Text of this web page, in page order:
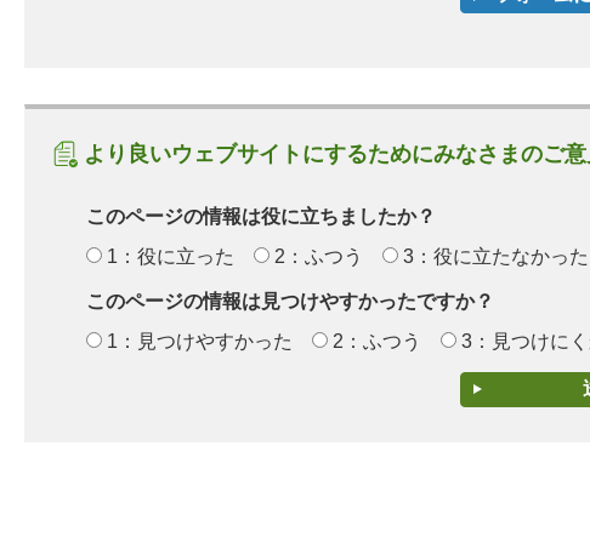
より良いウェブサイトにするためにみなさまのご
このページの情報は役に立ちましたか？
1：役に立った
2：ふつう 3：役に立たなかった
このページの情報は見つけやすかったですか？
1：見つけやすかった
2：ふつう 3：見つけに